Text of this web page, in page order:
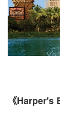
《Harper's